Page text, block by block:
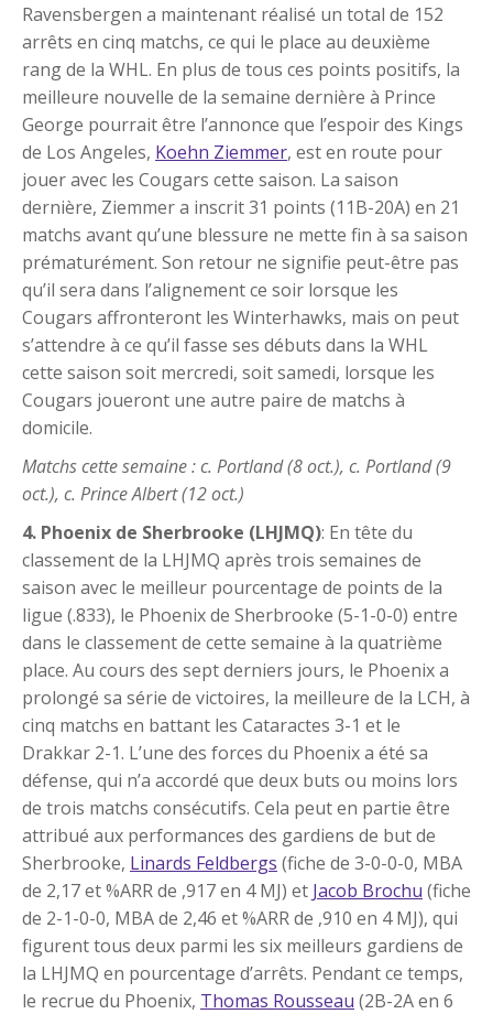
Ravensbergen a maintenant réalisé un total de 152
arrêts en cinq matchs, ce qui le place au deuxième
rang de la WHL. En plus de tous ces points positifs, la
meilleure nouvelle de la semaine dernière à Prince
George pourrait être l’annonce que l’espoir des Kings
de Los Angeles, Koehn Ziemmer, est en route pour
jouer avec les Cougars cette saison. La saison
dernière, Ziemmer a inscrit 31 points (11B-20A) en 21
matchs avant qu’une blessure ne mette fin à sa saison
prématurément. Son retour ne signifie peut-être pas
qu’il sera dans l’alignement ce soir lorsque les
Cougars affronteront les Winterhawks, mais on peut
s’attendre à ce qu’il fasse ses débuts dans la WHL
cette saison soit mercredi, soit samedi, lorsque les
Cougars joueront une autre paire de matchs à
domicile.
Matchs cette semaine : c. Portland (8 oct.), c. Portland (9
oct.), c. Prince Albert (12 oct.)
4. Phoenix de Sherbrooke (LHJMQ): En tête du
classement de la LHJMQ après trois semaines de
saison avec le meilleur pourcentage de points de la
ligue (.833), le Phoenix de Sherbrooke (5-1-0-0) entre
dans le classement de cette semaine à la quatrième
place. Au cours des sept derniers jours, le Phoenix a
prolongé sa série de victoires, la meilleure de la LCH, à
cinq matchs en battant les Cataractes 3-1 et le
Drakkar 2-1. L’une des forces du Phoenix a été sa
défense, qui n’a accordé que deux buts ou moins lors
de trois matchs consécutifs. Cela peut en partie être
attribué aux performances des gardiens de but de
Sherbrooke, Linards Feldbergs (fiche de 3-0-0-0, MBA
de 2,17 et %ARR de ,917 en 4 MJ) et Jacob Brochu (fiche
de 2-1-0-0, MBA de 2,46 et %ARR de ,910 en 4 MJ), qui
figurent tous deux parmi les six meilleurs gardiens de
la LHJMQ en pourcentage d’arrêts. Pendant ce temps,
le recrue du Phoenix, Thomas Rousseau (2B-2A en 6